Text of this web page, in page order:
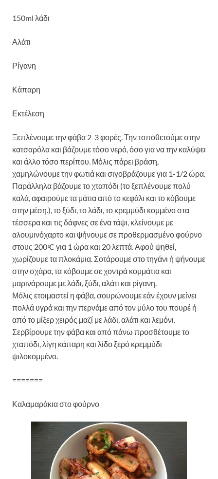
150ml λάδι
Αλάτι
Ρίγανη
Κάπαρη
Εκτέλεση
Ξεπλένουμε την φάβα 2-3 φορές. Την τοποθετούμε στην
κατσαρόλα και βάζουμε τόσο νερό, όσο για να την καλύψει
και άλλο τόσο περίπου. Μόλις πάρει βράση,
χαμηλώνουμε την φωτιά και σιγοβράζουμε για 1-1/2 ώρα.
Παράλληλα βάζουμε το χταπόδι (το ξεπλένουμε πολύ
καλά, αφαιρούμε τα μάτια από το κεφάλι και το κόβουμε
στην μέση.), το ξύδι, το λάδι, το κρεμμύδι κομμένο στα
τέσσερα και τις δάφνες σε ένα τάψι, κλείνουμε με
αλουμινόχαρτο και ψήνουμε σε προθερμασμένο φούρνο
στους 200 ͦC για 1 ώρα και 20 λεπτά. Αφού ψηθεί,
χωρίζουμε τα πλοκάμια. Σοτάρουμε στο τηγάνι ή ψήνουμε
στην σχάρα, τα κόβουμε σε χοντρά κομμάτια και
μαρινάρουμε με λάδι, ξύδι, αλάτι και ρίγανη.
Μόλις ετοιμαστεί η φάβα, σουρώνουμε εάν έχουν μείνει
πολλά υγρά και την περνάμε από τον μύλο του πουρέ ή
από το μίξερ χειρός μαζί με λάδι, αλάτι και λεμόνι.
Σερβίρουμε την φάβα και από πάνω προσθέτουμε το
χταπόδι, λίγη κάπαρη και λίδο ξερό κρεμμύδι
ψιλοκομμένο.
=======
Καλαμαράκια στο φούρνο